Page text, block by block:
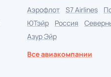
Аэрофлот S7 Airlines
ЮТэйр
Россия
Азур Эйр
Все авиакомпании